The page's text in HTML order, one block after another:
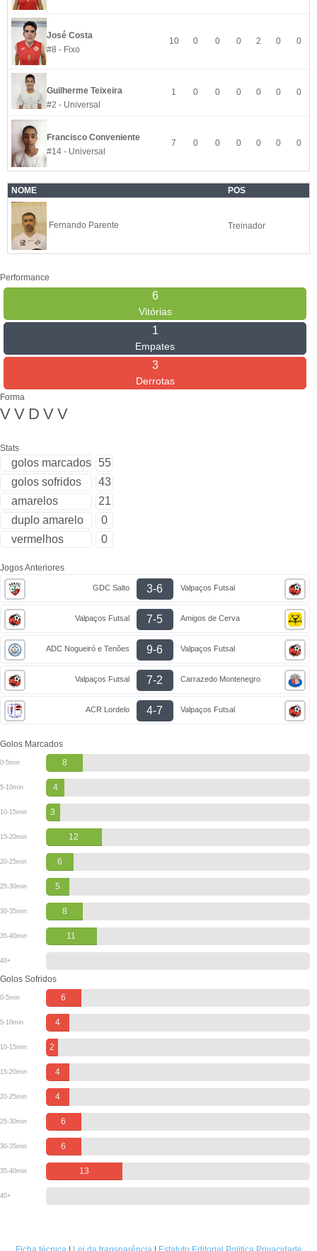
José Costa
#8 - Fixo
10 0 0 0 2 0 0
Guilherme Teixeira
#2 - Universal
1 0 0 0 0 0 0
Francisco Conveniente
#14 - Universal
7 0 0 0 0 0 0
NOME POS
Fernando Parente Treinador
Performance
6
Vitórias
1
Empates
3
Derrotas
Forma
V V D V V
Stats
golos marcados
55
golos sofridos
43
amarelos
21
duplo amarelo
0
vermelhos
0
Jogos Anteriores
GDC Salto 3-6 Valpaços Futsal
Valpaços Futsal 7-5 Amigos de Cerva
ADC Nogueiró e Tenões 9-6 Valpaços Futsal
Valpaços Futsal 7-2 Carrazedo Montenegro
ACR Lordelo 4-7 Valpaços Futsal
Golos Marcados
0-5min 8
5-10min 4
10-15min 3
15-20min 12
20-25min 6
25-30min 5
30-35min 8
35-40min 11
40+
Golos Sofridos
0-5min 6
5-10min 4
10-15min 2
15-20min 4
20-25min 4
25-30min 6
30-35min 6
35-40min 13
40+